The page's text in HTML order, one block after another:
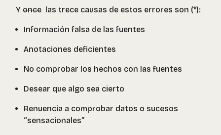
Y once las trece causas de estos errores son (*):
Información falsa de las fuentes
Anotaciones deficientes
No comprobar los hechos con las fuentes
Desear que algo sea cierto
Renuencia a comprobar datos o sucesos
“sensacionales”